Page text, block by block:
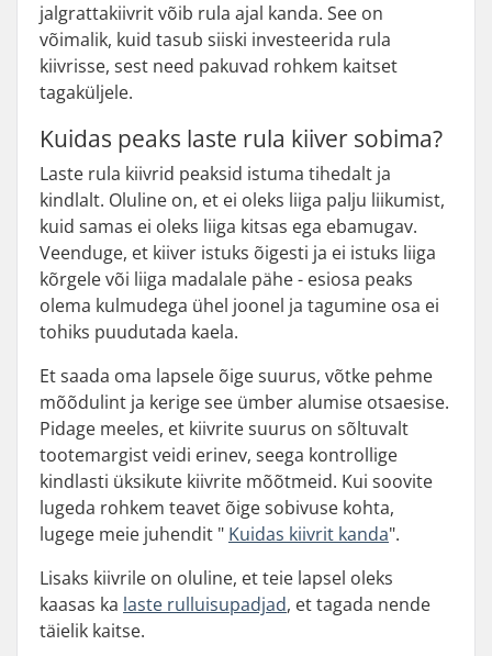
jalgrattakiivrit võib rula ajal kanda. See on
võimalik, kuid tasub siiski investeerida rula
kiivrisse, sest need pakuvad rohkem kaitset
tagaküljele.
Kuidas peaks laste rula kiiver sobima?
Laste rula kiivrid peaksid istuma tihedalt ja
kindlalt. Oluline on, et ei oleks liiga palju liikumist,
kuid samas ei oleks liiga kitsas ega ebamugav.
Veenduge, et kiiver istuks õigesti ja ei istuks liiga
kõrgele või liiga madalale pähe - esiosa peaks
olema kulmudega ühel joonel ja tagumine osa ei
tohiks puudutada kaela.
Et saada oma lapsele õige suurus, võtke pehme
mõõdulint ja kerige see ümber alumise otsaesise.
Pidage meeles, et kiivrite suurus on sõltuvalt
tootemargist veidi erinev, seega kontrollige
kindlasti üksikute kiivrite mõõtmeid. Kui soovite
lugeda rohkem teavet õige sobivuse kohta,
lugege meie juhendit " Kuidas kiivrit kanda".
Lisaks kiivrile on oluline, et teie lapsel oleks
kaasas ka laste rulluisupadjad, et tagada nende
täielik kaitse.